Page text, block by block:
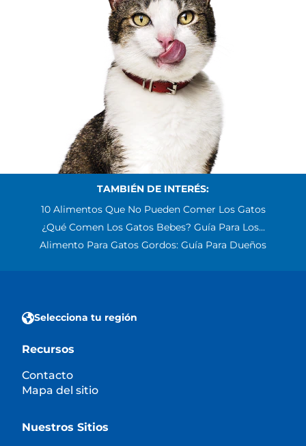
TAMBIÉN DE INTERÉS:
10 Alimentos Que No Pueden Comer Los Gatos
¿Qué Comen Los Gatos Bebes? Guía Para Los...
Alimento Para Gatos Gordos: Guía Para Dueños
Selecciona tu región
Recursos
Contacto
Mapa del sitio
Nuestros Sitios